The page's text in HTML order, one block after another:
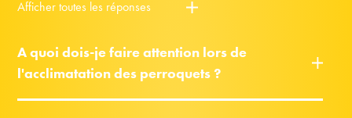
Afficher toutes les réponses
A quoi dois-je faire attention lors de
l'acclimatation des perroquets ?